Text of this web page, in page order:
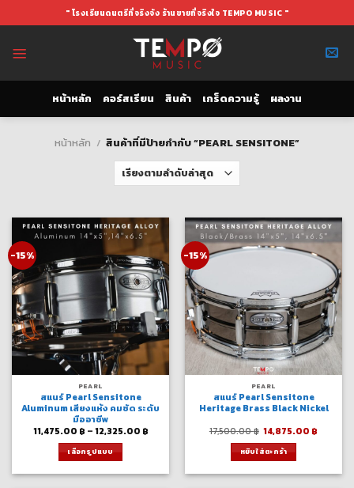
to
" โรงเรียนดนตรีที่จริงจัง ร้านขายที่จริงใจ TEMPO MUSIC "
หน้าหลัก คอร์สเรียน สินค้า เกร็ดความรู้ ผลงาน
หน้าหลัก / สินค้าที่มีป้ายกำกับ “PEARL SENSITONE”
-15%
PEARL
สแนร์ Pearl Sensitone
Aluminum เสียงแห้ง คมชัด ระดับ
มืออาชีพ
11,475.00 ฿ –12,325.00 ฿Price
เลือกรูปแบบ
product
-15%
PEARL
สแนร์ Pearl Sensitone
Heritage Brass Black Nickel
17,500.00฿ Original
price
was:
17,500.00 ฿.
14,875.00 ฿
หยิบใส่ตะกร้า